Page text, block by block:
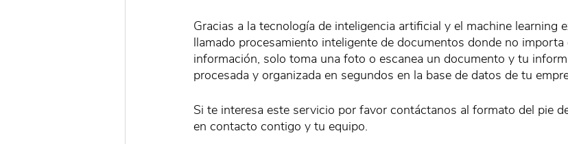
Gracias a la tecnología de inteligencia artificial y el machine learning
llamado procesamiento inteligente de documentos donde no importa
información, solo toma una foto o escanea un documento y tu
procesada y organizada en segundos en la base de datos de tu
Si te interesa este servicio por favor contáctanos al formato del pie
en contacto contigo y tu equipo.